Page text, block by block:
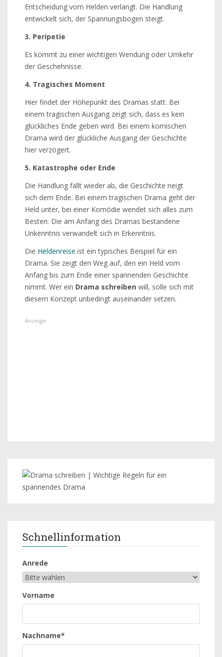
Entscheidung vom Helden verlangt. Die Handlung
entwickelt sich, der Spannungsbogen steigt.
3. Peripetie
Es kommt zu einer wichtigen Wendung oder Umkehr
der Geschehnisse.
4. Tragisches Moment
Hier findet der Höhepunkt des Dramas statt. Bei
einem tragischen Ausgang zeigt sich, dass es kein
glückliches Ende geben wird. Bei einem komischen
Drama wird der glückliche Ausgang der Geschichte
hier verzögert.
5. Katastrophe oder Ende
Die Handlung fällt wieder ab, die Geschichte neigt
sich dem Ende. Bei einem tragischen Drama geht der
Held unter, bei einer Komödie wendet sich alles zum
Besten. Die am Anfang des Dramas bestandene
Unkenntnis verwandelt sich in Erkenntnis.
Die Heldenreise ist ein typisches Beispiel für ein
Drama. Sie zeigt den Weg auf, den ein Held vom
Anfang bis zum Ende einer spannenden Geschichte
nimmt. Wer ein Drama schreiben will, solle sich mit
diesem Konzept unbedingt auseinander setzen.
Schnellinformation
Anrede
Vorname
Nachname*